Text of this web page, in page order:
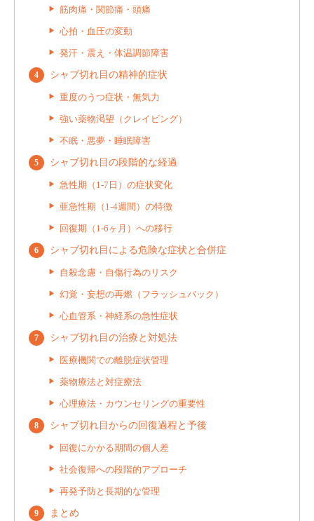
筋肉痛・関節痛・頭痛
心拍・血圧の変動
発汗・震え・体温調節障害
シャブ切れ目の精神的症状
重度のうつ症状・無気力
強い薬物渇望（クレイビング）
不眠・悪夢・睡眠障害
シャブ切れ目の段階的な経過
急性期（1-7日）の症状変化
亜急性期（1-4週間）の特徴
回復期（1-6ヶ月）への移行
シャブ切れ目による危険な症状と合併症
自殺念慮・自傷行為のリスク
幻覚・妄想の再燃（フラッシュバック）
心血管系・神経系の急性症状
シャブ切れ目の治療と対処法
医療機関での離脱症状管理
薬物療法と対症療法
心理療法・カウンセリングの重要性
シャブ切れ目からの回復過程と予後
回復にかかる期間の個人差
社会復帰への段階的アプローチ
再発予防と長期的な管理
まとめ